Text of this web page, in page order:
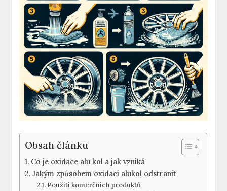
Obsah článku
Co je oxidace alu kol a jak vzniká
Jakým způsobem oxidaci alukol odstranit
Použití komerčních produktů